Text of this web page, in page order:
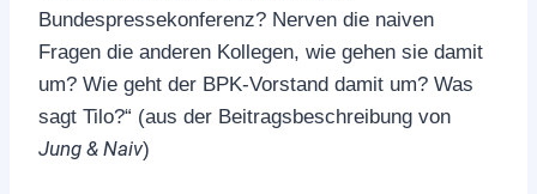
YouTube privacy policy
Accept YouTube Content
Bundespressekonferenz? Nerven die naiven
Fragen die anderen Kollegen, wie gehen sie damit
um? Wie geht der BPK-Vorstand damit um? Was
sagt Tilo?“ (aus der Beitragsbeschreibung von
Jung & Naiv)